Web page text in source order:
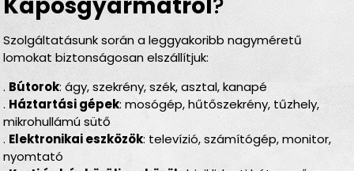
Kaposgyarmatról?
Szolgáltatásunk során a leggyakoribb nagyméretű
lomokat biztonságosan elszállítjuk:
. Bútorok: ágy, szekrény, szék, asztal, kanapé
. Háztartási gépek: mosógép, hűtőszekrény, tűzhely,
mikrohullámú sütő
. Elektronikai eszközök: televízió, számítógép, monitor,
nyomtató